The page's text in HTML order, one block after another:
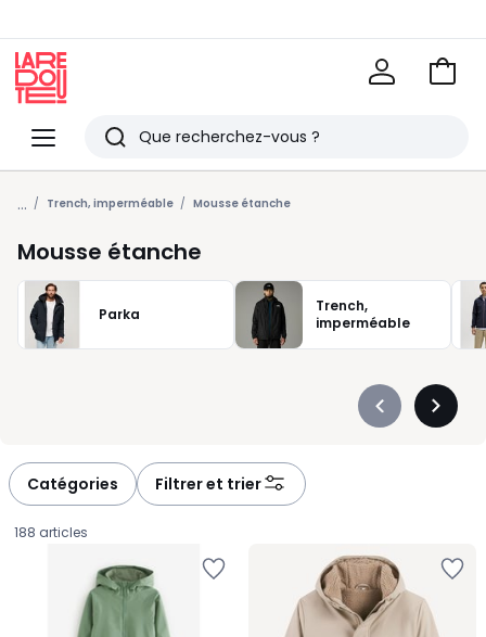
Menu
Redoute
Rechercher
Derniers
articles
vus
Voir
... Trench, imperméable Mousse étanche
Mousse étanche
Parka
Trench,
imperméable
Précédent
Catégories Filtrer et trier
188 articles